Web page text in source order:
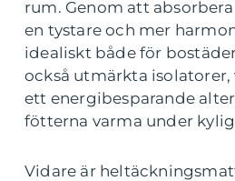
rum. Genom att
en tystare och mer
idealiskt både för
också utmärkta
ett energibesparande
fötterna varma under
Vidare är